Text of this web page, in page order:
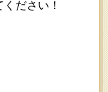
ださい！